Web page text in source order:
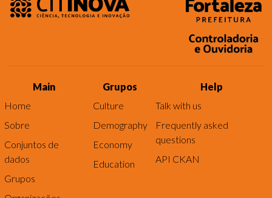
Main
Home
Sobre
Conjuntos de
dados
Grupos
Grupos
Culture
Demography
Economy
Education
Help
Talk with us
Frequently asked
questions
API CKAN